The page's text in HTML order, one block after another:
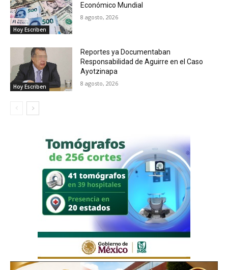
Hoy Escriben
Económico Mundial
8 agosto, 2026
Hoy Escriben
Reportes ya Documentaban
Responsabilidad de Aguirre en el Caso
Ayotzinapa
8 agosto, 2026